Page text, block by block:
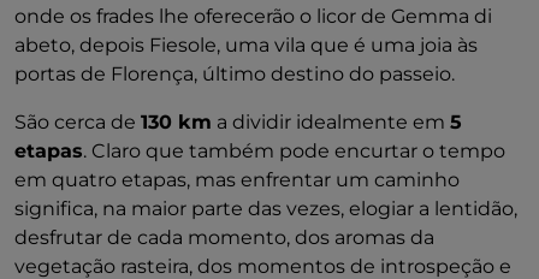
onde os frades lhe oferecerão o licor de Gemma di
abeto, depois Fiesole, uma vila que é uma joia às
portas de Florença, último destino do passeio.
São cerca de 130 km a dividir idealmente em 5
etapas. Claro que também pode encurtar o tempo
em quatro etapas, mas enfrentar um caminho
significa, na maior parte das vezes, elogiar a lentidão,
desfrutar de cada momento, dos aromas da
vegetação rasteira, dos momentos de introspeção e